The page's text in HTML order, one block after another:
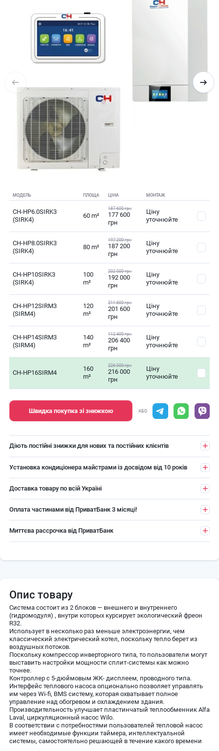
МОДЕЛЬ ПЛОЩА ЦІНА МОНТАЖ
CH-HP6.0SIRK3
(SIRK4)
60 m²
187 600 грн
177 600
грн
Ціну
уточнюйте
CH-HP8.0SIRK3
(SIRK4)
80 m²
197 200 грн
187 200
грн
Ціну
уточнюйте
CH-HP10SIRK3
(SIRK4)
100
m²
202 000 грн
192 000
грн
Ціну
уточнюйте
CH-HP12SIRM3
(SIRM4)
120
m²
211 600 грн
201 600
грн
Ціну
уточнюйте
CH-HP14SIRM3
(SIRM4)
140
m²
112 400 грн
206 400
грн
Ціну
уточнюйте
CH-HP16SIRM4
160
m²
226 000 грн
216 000
грн
Ціну
уточнюйте
Швидка покупка зі знижкою АБО
Діють постійні знижки для нових та постійних клієнтів
Установка кондиціонера майстрами із досвідом від 10 років
Доставка товару по всій Україні
Оплата частинами від ПриватБанк 3 місяці!
Миттєва рассрочка від ПриватБанк
Опис товару
Система состоит из 2 блоков — внешнего и внутреннего
(гидромодуля) , внутри которых курсирует экологический фреон
R32.
Использует в несколько раз меньше электроэнергии, чем
классический электрический котел, поскольку тепло берет из
воздушных потоков.
Поскольку компрессор инверторного типа, то пользователи могут
выставить настройки мощности сплит-системы как можно
точнее.
Контроллер с 5-дюймовым ЖК- дисплеем, проводного типа.
Интерфейс теплового насоса опционально позволяет управлять
им через Wi-fi, BMS систему, которая охватывает полное
управление над обогревом и охлаждением здания.
Производительность улучшает пластинчатый теплообменник Alfa
Laval, циркуляционный насос Wilo.
В соответствии с потребностями пользователей тепловой насос
имеет необходимые функции таймера, интеллектуальной
системы, самостоятельно решающей в течение какого времени